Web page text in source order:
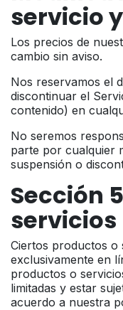
servicio
Los precios de
cambio sin aviso.
Nos reservamos el
discontinuar el
contenido) en
No seremos
parte por cualquier
suspensión o
Sección
servicios
Ciertos productos o
exclusivamente en
productos o
limitadas y estar
acuerdo a nuestra